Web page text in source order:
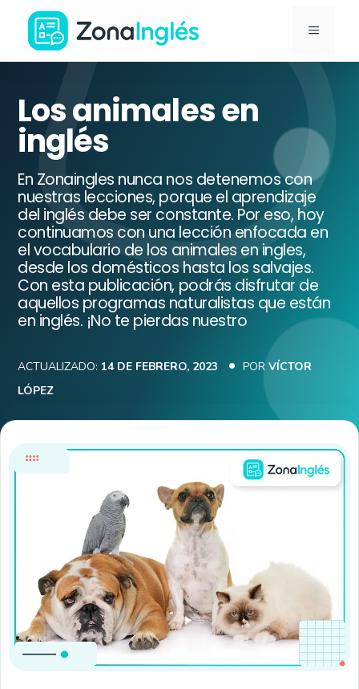
Saltar
contenido
Ir
la
portada
ZonaInglés
MENÚ
Los animales en
inglés
En Zonaingles nunca nos detenemos con
nuestras lecciones, porque el aprendizaje
del inglés debe ser constante. Por eso, hoy
continuamos con una lección enfocada en
el vocabulario de los animales en ingles,
desde los domésticos hasta los salvajes.
Con esta publicación, podrás disfrutar de
aquellos programas naturalistas que están
en inglés. ¡No te pierdas nuestro
ACTUALIZADO: 14 DE FEBRERO, 2023 POR VÍCTOR
LÓPEZ